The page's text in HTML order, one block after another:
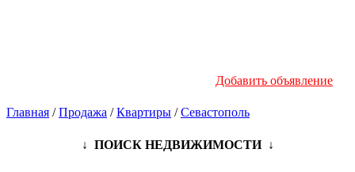
Добавить объявление
Главная /Продажа /Квартиры /Севастополь
↓ ПОИСК НЕДВИЖИМОСТИ ↓